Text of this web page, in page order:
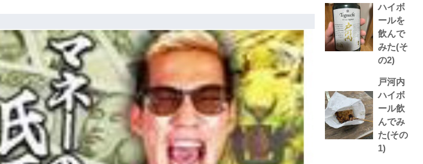
ハイボ
ールを
飲んで
みた(そ
の2)
戸河内
ハイボ
ール飲
んでみ
た(その
1)